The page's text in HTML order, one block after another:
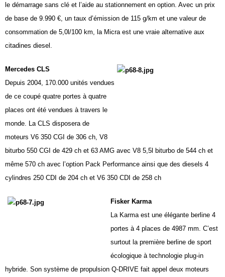
le démarrage sans clé et l’aide au stationnement en option. Avec un prix
de base de 9.990 €, un taux d’émission de 115 g/km et une valeur de
consommation de 5,0l/100 km, la Micra est une vraie alternative aux
citadines diesel.
Mercedes CLS
Depuis 2004, 170.000 unités vendues
de ce coupé quatre portes à quatre
places ont été vendues à travers le
monde. La CLS disposera de
moteurs V6 350 CGI de 306 ch, V8
biturbo 550 CGI de 429 ch et 63 AMG avec V8 5,5l biturbo de 544 ch et
même 570 ch avec l’option Pack Performance ainsi que des diesels 4
cylindres 250 CDI de 204 ch et V6 350 CDI de 258 ch
Fisker Karma
La Karma est une élégante berline 4
portes à 4 places de 4987 mm . C’est
surtout la première berline de sport
écologique à technologie plug-in
hybride. Son système de propulsion Q-DRIVE fait appel deux moteurs